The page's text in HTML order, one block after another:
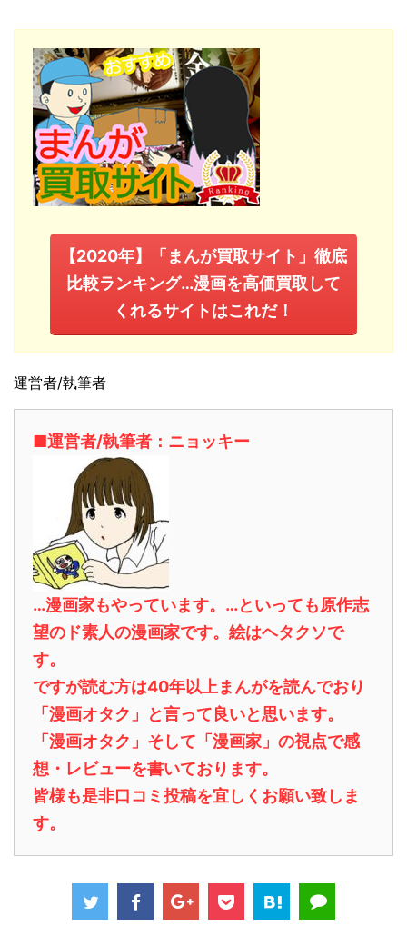
【2020年】「まんが買取サイト」徹底
比較ランキング…漫画を高価買取して
くれるサイトはこれだ！
運営者/執筆者
■運営者/執筆者：ニョッキー
…漫画家もやっています。…といっても原作志
望のド素人の漫画家です。絵はヘタクソで
す。
ですが読む方は40年以上まんがを読んでおり
「漫画オタク」と言って良いと思います。
「漫画オタク」そして「漫画家」の視点で感
想・レビューを書いております。
皆様も是非口コミ投稿を宜しくお願い致しま
す。